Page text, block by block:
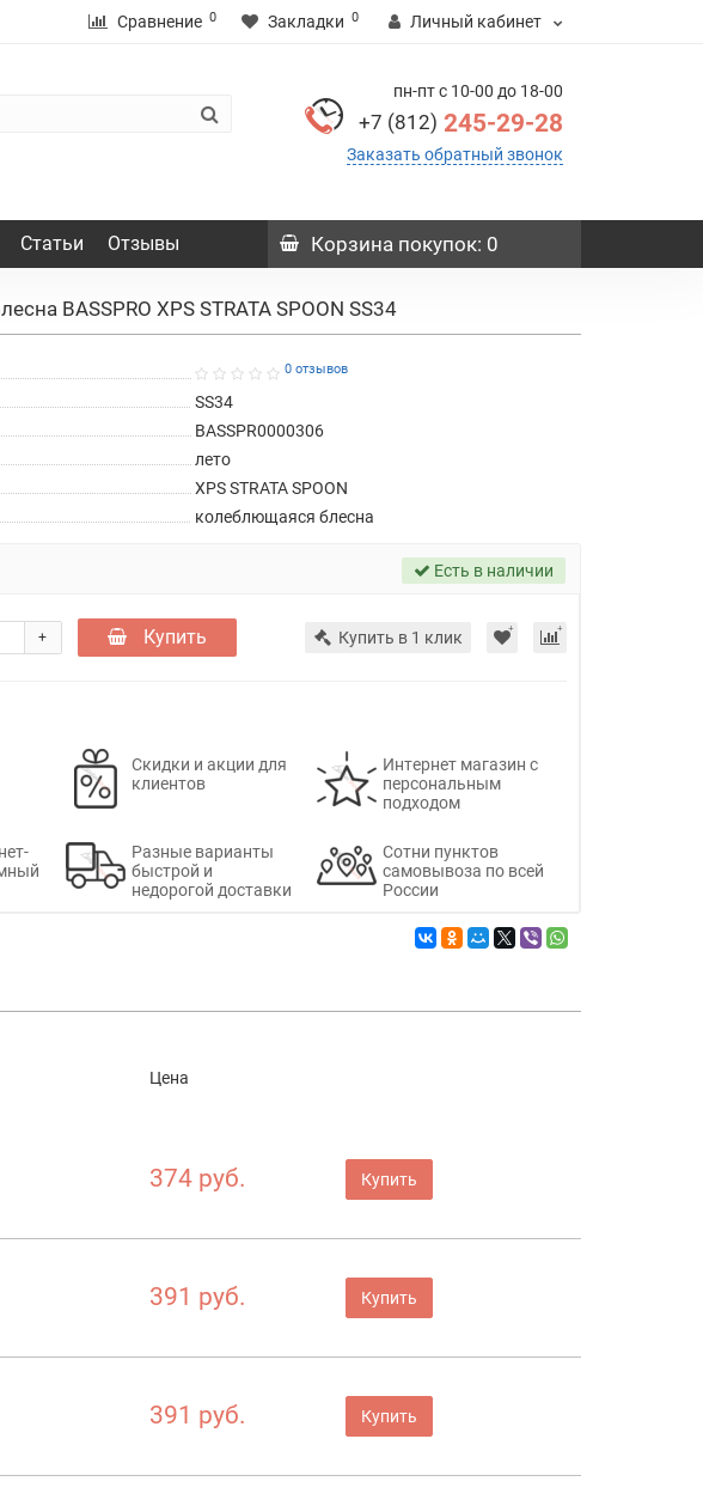
Сравнение 0 Закладки 0 Личный кабинет
пн-пт с 10-00 до 18-00
+7 (812) 245-29-28
Заказать обратный звонок
Статьи Отзывы Корзина покупок: 0
BASSPRO XPS STRATA SPOON SS34
0 отзывов
SS34
BASSPR0000306
лето
XPS STRATA SPOON
колеблющаяся блесна
Есть в наличии
+ Купить Купить в 1 клик
Скидки и акции для
клиентов
Интернет магазин с
персональным
подходом
Разные варианты
быстрой и
недорогой доставки
Сотни пунктов
самовывоза по всей
России
Цена
374 руб. Купить
391 руб. Купить
391 руб. Купить